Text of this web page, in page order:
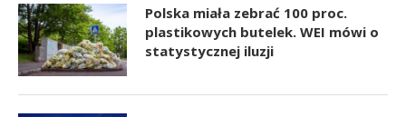
Polska miała zebrać 100 proc.
plastikowych butelek. WEI mówi o
statystycznej iluzji